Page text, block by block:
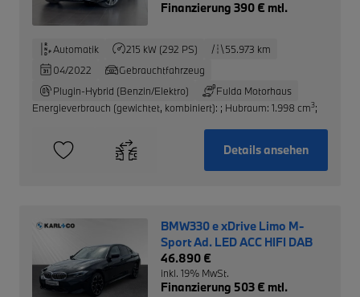
Finanzierung 390 € mtl.
Automatik 215 kW (292 PS)
55.973 km
04/2022
Gebrauchtfahrzeug
Plugin-Hybrid (Benzin/Elektro)
Fulda Motorhaus
Energieverbrauch (gewichtet, kombiniert): ; Hubraum: 1.998 cm3;
Details ansehen
BMW330 e xDrive Limo M-
Sport Ad. LED ACC HIFI DAB
46.890 €
inkl. 19% MwSt.
Finanzierung 503 € mtl.